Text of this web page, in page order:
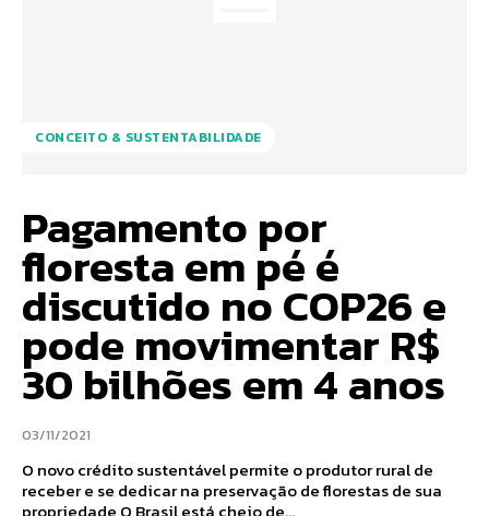
CONCEITO & SUSTENTABILIDADE
Pagamento por
floresta em pé é
discutido no COP26 e
pode movimentar R$
30 bilhões em 4 anos
03/11/2021
O novo crédito sustentável permite o produtor rural de
receber e se dedicar na preservação de florestas de sua
propriedade O Brasil está cheio de...